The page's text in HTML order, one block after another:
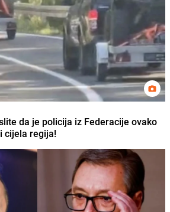
da je policija iz Federacije ovako
cijela regija!